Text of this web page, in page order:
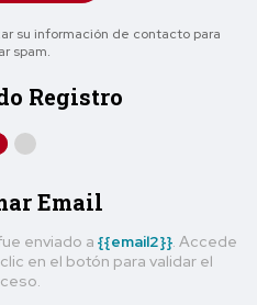
su información de contacto para
spam.
Registro
Email
enviado a {{email2}}. Accede
en el botón para validar el